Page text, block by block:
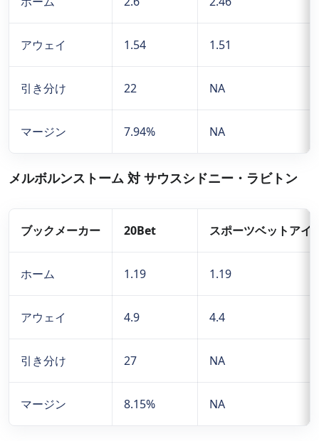
アウェイ 1.54 1.51
引き分け 22 NA
マージン 7.94% NA
メルボルンストーム 対 サウスシドニー・ラビトン
ブックメーカー 20Bet スポーツベットアイ
ホーム 1.19 1.19
アウェイ 4.9 4.4
引き分け 27 NA
マージン 8.15% NA